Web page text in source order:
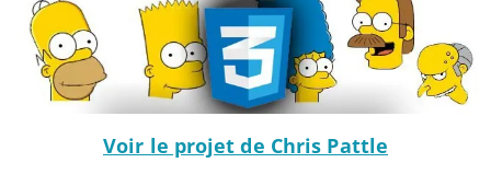
Voir le projet de Chris Pattle